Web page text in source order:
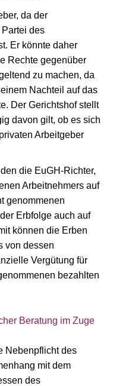
da der
des
Er könnte daher
Rechte gegenüber
zu machen, da
Nachteil auf das
Der Gerichtshof stellt
davon gilt, ob es sich
Arbeitgeber
die EuGH-Richter,
Arbeitnehmers auf
genommenen
Erbfolge auch auf
können die Erben
von dessen
Vergütung für
bezahlten
Beratung im Zuge
Nebenpflicht des
mit dem
des